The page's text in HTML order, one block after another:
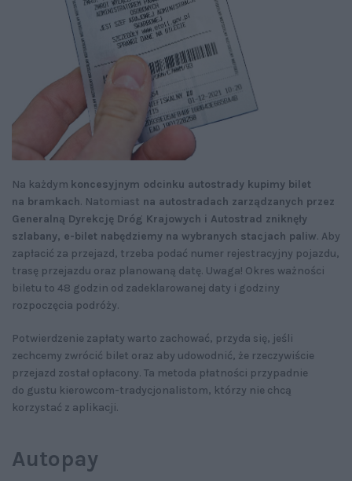
Na każdym koncesyjnym odcinku autostrady kupimy bilet
na bramkach. Natomiast na autostradach zarządzanych przez
Generalną Dyrekcję Dróg Krajowych i Autostrad zniknęły
szlabany, e-bilet nabędziemy na wybranych stacjach paliw. Aby
zapłacić za przejazd, trzeba podać numer rejestracyjny pojazdu,
trasę przejazdu oraz planowaną datę. Uwaga! Okres ważności
biletu to 48 godzin od zadeklarowanej daty i godziny
rozpoczęcia podróży.
Potwierdzenie zapłaty warto zachować, przyda się, jeśli
zechcemy zwrócić bilet oraz aby udowodnić, że rzeczywiście
przejazd został opłacony. Ta metoda płatności przypadnie
do gustu kierowcom-tradycjonalistom, którzy nie chcą
korzystać z aplikacji.
Autopay